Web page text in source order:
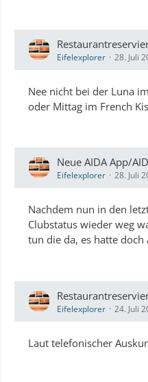
Eifelexplorer 28. Juli
Nee nicht bei der Luna
oder Mittag im French
Neue AIDA App/
Eifelexplorer 28. Juli
Nachdem nun in den
Clubstatus wieder weg
tun die da, es hatte
Eifelexplorer 24. Juli
Laut telefonischer